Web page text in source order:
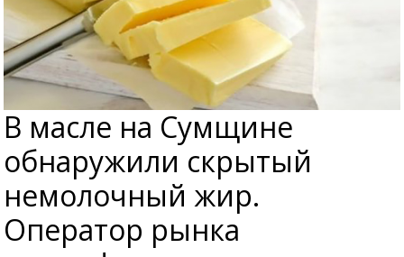
В масле на Сумщине
обнаружили скрытый
немолочный жир.
Оператор рынка